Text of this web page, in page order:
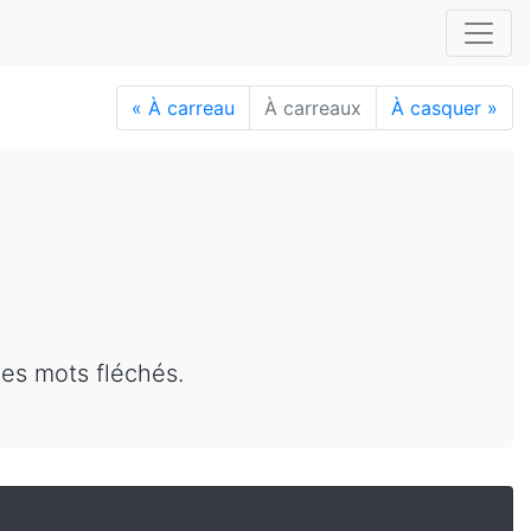
« À carreau À carreaux À casquer »
mots fléchés.